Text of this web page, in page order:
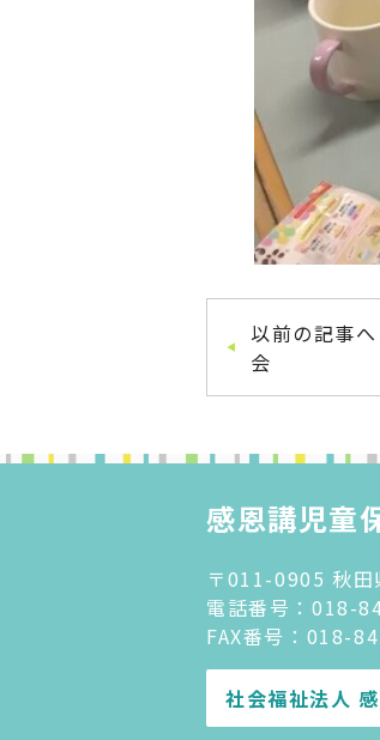
以前の記事
会
感恩講児童
〒011-0905 秋田
電話番号： 018-
FAX番号：018-
社会福祉法人